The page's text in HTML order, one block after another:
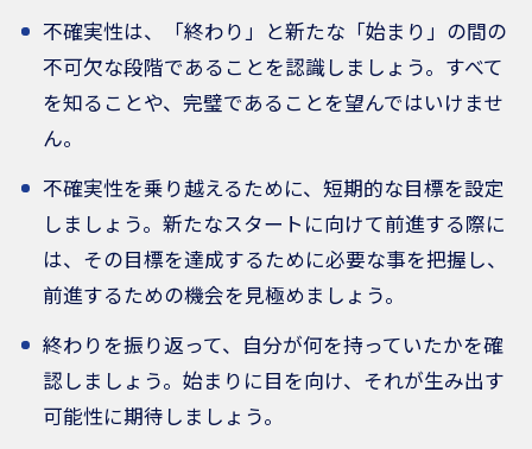
不確実性は、「終わり」と新たな「始まり」の間の
不可欠な段階であることを認識しましょう。すべて
を知ることや、完璧であることを望んではいけませ
ん。
不確実性を乗り越えるために、短期的な目標を設定
しましょう。新たなスタートに向けて前進する際に
は、その目標を達成するために必要な事を把握し、
前進するための機会を見極めましょう。
終わりを振り返って、自分が何を持っていたかを確
認しましょう。始まりに目を向け、それが生み出す
可能性に期待しましょう。